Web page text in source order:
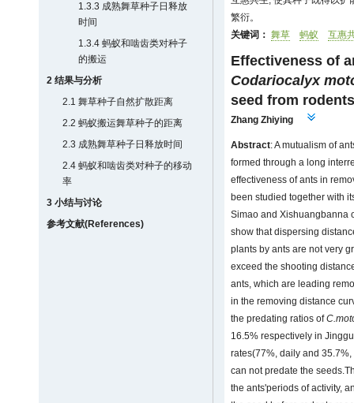
1.3.3 成熟舞草种子日释放
时间
1.3.4 蚂蚁和啮齿类对种子
的搬运
2 结果与分析
2.1 舞草种子自然扩散距离
2.2 蚂蚁搬运舞草种子的距离
2.3 成熟舞草种子日释放时间
2.4 蚂蚁和啮齿类对种子的移动
率
3 小结与讨论
参考文献(References)
繁衍。
关键词： 舞草 蚂蚁 互惠
Effectiveness of
Codariocalyx
seed from
Zhang Zhiying
Abstract: A mutualism of
formed through a long
effectiveness of ants in
been studied together with
Simao and Xishuangbanna
show that dispersing
plants by ants are not very
exceed the shooting
ants, which are leading
in the removing distance
the predating ratios of
16.5% respectively in
rates(77%, daily and
can not predate the
the ants'periods of activity,